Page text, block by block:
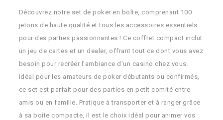
Découvrez notre set de poker en boîte, comprenant 100
jetons de haute qualité et tous les accessoires essentiels
pour des parties passionnantes ! Ce coffret compact inclut
un jeu de cartes et un dealer, offrant tout ce dont vous avez
besoin pour recréer l’ambiance d’un casino chez vous.
Idéal pour les amateurs de poker débutants ou confirmés,
ce set est parfait pour des parties en petit comité entre
amis ou en famille. Pratique à transporter et à ranger grâce
à sa boîte compacte, il est le choix idéal pour animer vos